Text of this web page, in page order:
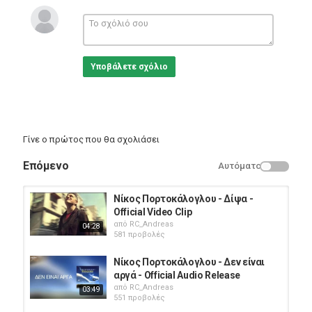
Official Website:
Κατηγορίες
Υποβάλετε σχόλιο
Γίνε ο πρώτος που θα σχολιάσει
Επόμενο Αυτόματο
04:28
Νίκος Πορτοκάλογλου - Δίψα -
Official Video Clip
από RC_Andreas
581 προβολές
03:49
Νίκος Πορτοκάλογλου - Δεν είναι
αργά - Official Audio Release
από RC_Andreas
551 προβολές